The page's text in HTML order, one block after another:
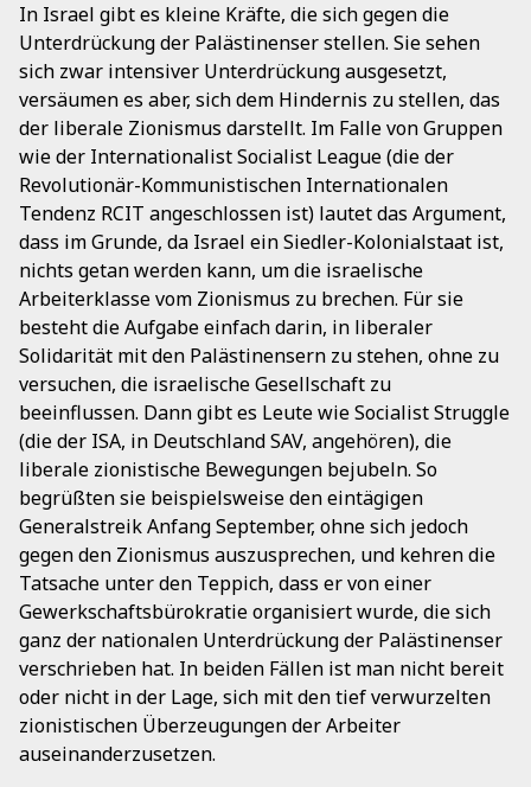
In Israel gibt es kleine Kräfte, die sich gegen die
Unterdrückung der Palästinenser stellen. Sie sehen
sich zwar intensiver Unterdrückung ausgesetzt,
versäumen es aber, sich dem Hindernis zu stellen, das
der liberale Zionismus darstellt. Im Falle von Gruppen
wie der Internationalist Socialist League (die der
Revolutionär-Kommunistischen Internationalen
Tendenz RCIT angeschlossen ist) lautet das Argument,
dass im Grunde, da Israel ein Siedler-Kolonialstaat ist,
nichts getan werden kann, um die israelische
Arbeiterklasse vom Zionismus zu brechen. Für sie
besteht die Aufgabe einfach darin, in liberaler
Solidarität mit den Palästinensern zu stehen, ohne zu
versuchen, die israelische Gesellschaft zu
beeinflussen. Dann gibt es Leute wie Socialist Struggle
(die der ISA, in Deutschland SAV, angehören), die
liberale zionistische Bewegungen bejubeln. So
begrüßten sie beispielsweise den eintägigen
Generalstreik Anfang September, ohne sich jedoch
gegen den Zionismus auszusprechen, und kehren die
Tatsache unter den Teppich, dass er von einer
Gewerkschaftsbürokratie organisiert wurde, die sich
ganz der nationalen Unterdrückung der Palästinenser
verschrieben hat. In beiden Fällen ist man nicht bereit
oder nicht in der Lage, sich mit den tief verwurzelten
zionistischen Überzeugungen der Arbeiter
auseinanderzusetzen.